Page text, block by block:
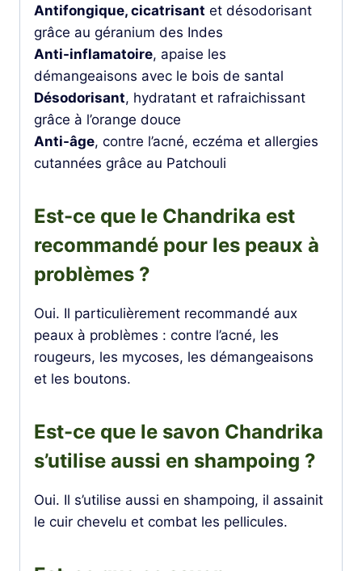
Antifongique, cicatrisant et désodorisant
grâce au géranium des Indes
Anti-inflamatoire, apaise les
démangeaisons avec le bois de santal
Désodorisant, hydratant et rafraichissant
grâce à l’orange douce
Anti-âge, contre l’acné, eczéma et allergies
cutannées grâce au Patchouli
Est-ce que le Chandrika est
recommandé pour les peaux à
problèmes ?
Oui. Il particulièrement recommandé aux
peaux à problèmes : contre l’acné, les
rougeurs, les mycoses, les démangeaisons
et les boutons.
Est-ce que le savon Chandrika
s’utilise aussi en shampoing ?
Oui. Il s’utilise aussi en shampoing, il assainit
le cuir chevelu et combat les pellicules.